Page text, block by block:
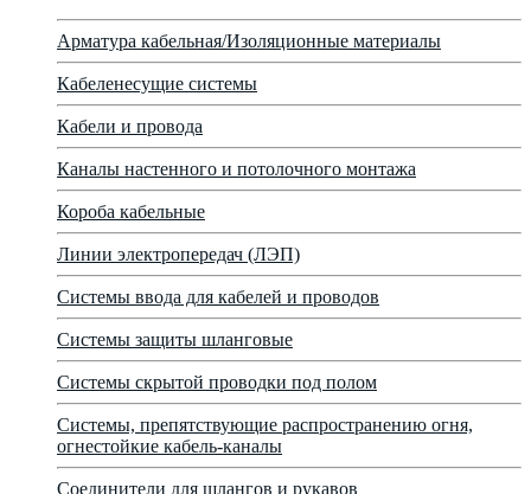
Арматура кабельная/Изоляционные материалы
Кабеленесущие системы
Кабели и провода
Каналы настенного и потолочного монтажа
Короба кабельные
Линии электропередач (ЛЭП)
Системы ввода для кабелей и проводов
Системы защиты шланговые
Системы скрытой проводки под полом
Системы, препятствующие распространению огня,
огнестойкие кабель-каналы
Соединители для шлангов и рукавов